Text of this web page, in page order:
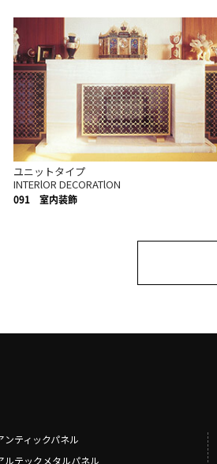
ユニットタイプ
INTERlOR DECORATlON
091 室内装飾
ンティックパネル
ルテックメタルパネル